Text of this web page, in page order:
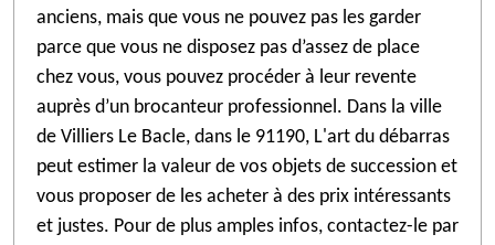
anciens, mais que vous ne pouvez pas les garder
parce que vous ne disposez pas d’assez de place
chez vous, vous pouvez procéder à leur revente
auprès d’un brocanteur professionnel. Dans la ville
de Villiers Le Bacle, dans le 91190, L'art du débarras
peut estimer la valeur de vos objets de succession et
vous proposer de les acheter à des prix intéressants
et justes. Pour de plus amples infos, contactez-le par